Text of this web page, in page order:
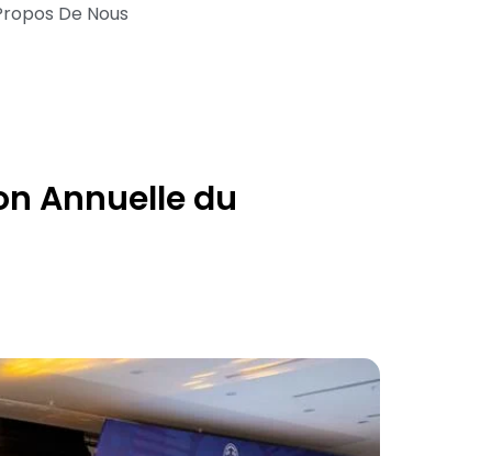
De Nous
Annuelle du